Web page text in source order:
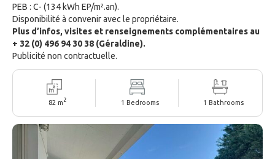
PEB : C- (134 kWh EP/m².an).
Disponibilité à convenir avec le propriétaire.
Plus d’infos, visites et renseignements complémentaires au
+ 32 (0) 496 94 30 38 (Géraldine).
Publicité non contractuelle.
82 m 2 1 Bedrooms 1 Bathrooms